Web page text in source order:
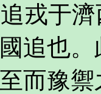
戎于
追也
而豫